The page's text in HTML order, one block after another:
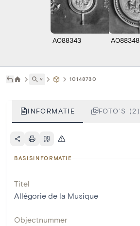
A088343 A088348
˅ 10148730
INFORMATIE FOTO'S (2)
BASISINFORMATIE
Titel
Allégorie de la Musique
Objectnummer